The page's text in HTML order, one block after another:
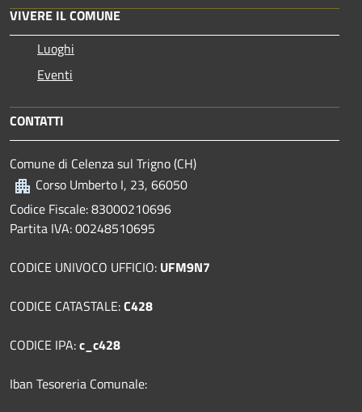
VIVERE IL COMUNE
Luoghi
Eventi
CONTATTI
Comune di Celenza sul Trigno (CH)
Corso Umberto I, 23, 66050
Codice Fiscale: 83000210696
Partita IVA: 00248510695
CODICE UNIVOCO UFFICIO: UFM9N7
CODICE CATASTALE:C428
CODICE IPA:c_c428
Iban Tesoreria Comunale: